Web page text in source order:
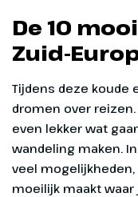
De 10
Zuid-
Tijdens deze koude
dromen over
even lekker wat
wandeling maken.
veel
moeilijk maakt